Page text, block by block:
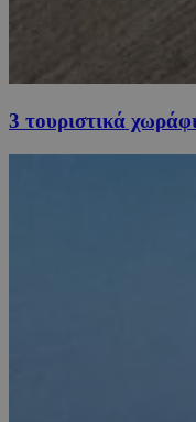
3 τουριστικά